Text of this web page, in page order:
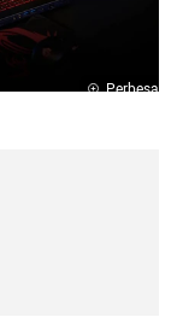
Perbesar